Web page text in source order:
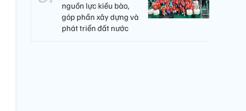
nguồn lực kiều bào,
góp phần xây dựng và
phát triển đất nước